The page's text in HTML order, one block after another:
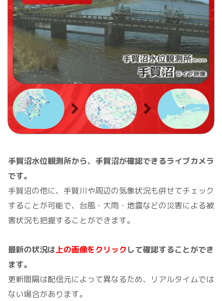
手賀沼水位観測所から、手賀沼が確認できるライブカメラ
です。
手賀沼の他に、手賀川や周辺の気象状況も併せてチェック
することが可能で、台風・大雨・地震などの災害による被
害状況も把握することができます。
最新の状況は上の画像をクリック して確認することができ
ます。
更新間隔は配信元によって異なるため、リアルタイムでは
ない場合があります。